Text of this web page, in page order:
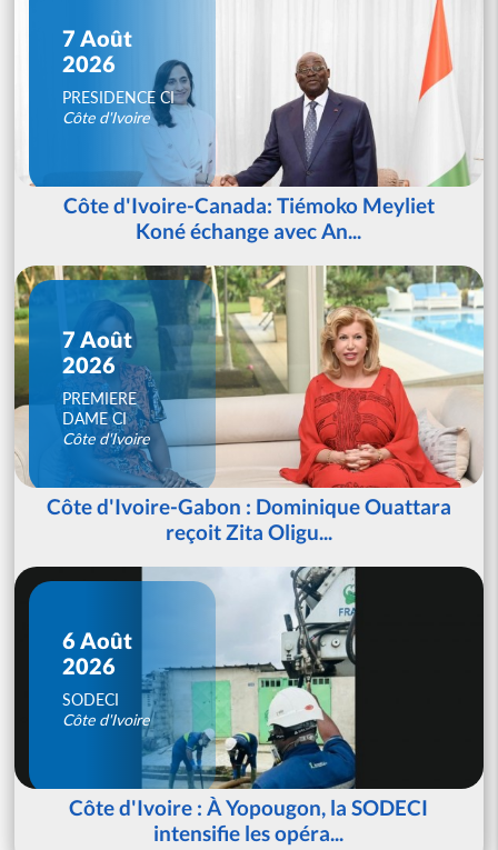
7 Août
2026
PRESIDENCE CI
Côte d'Ivoire
Côte d'Ivoire-Canada: Tiémoko Meyliet
Koné échange avec An...
7 Août
2026
PREMIERE
DAME CI
Côte d'Ivoire
Côte d'Ivoire-Gabon : Dominique Ouattara
reçoit Zita Oligu...
6 Août
2026
SODECI
Côte d'Ivoire
Côte d'Ivoire : À Yopougon, la SODECI
intensifie les opéra...